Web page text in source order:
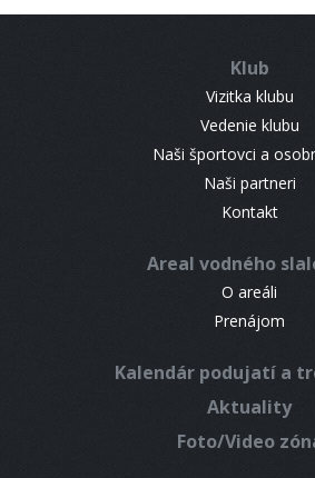
Klub
Vizitka klubu
Vedenie klubu
Naši športovci a
Naši partneri
Kontakt
Areal vodného
O areáli
Prenájom
Kalendár podujatí a
Aktuality
Foto/Video
CONTACT